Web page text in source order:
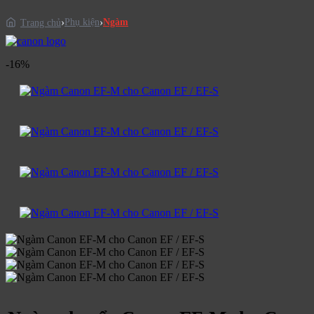
Trang chủ Phụ kiện Ngàm
-16%